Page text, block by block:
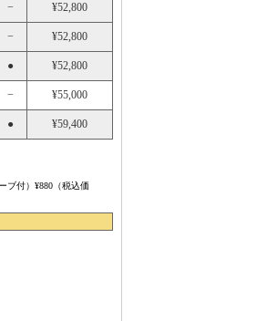
− ¥52,800
− ¥52,800
● ¥52,800
− ¥55,000
● ¥59,400
ブ付）¥880（税込価